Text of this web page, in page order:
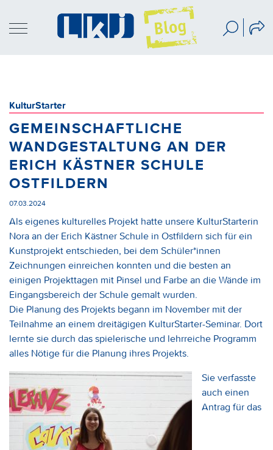
KulturStarter
GEMEINSCHAFTLICHE
WANDGESTALTUNG AN DER
ERICH KÄSTNER SCHULE
OSTFILDERN
07.03.2024
Als eigenes kulturelles Projekt hatte unsere KulturStarterin
Nora an der Erich Kästner Schule in Ostfildern sich für ein
Kunstprojekt entschieden, bei dem Schüler*innen
Zeichnungen einreichen konnten und die besten an
einigen Projekttagen mit Pinsel und Farbe an die Wände im
Eingangsbereich der Schule gemalt wurden.
Die Planung des Projekts begann im November mit der
Teilnahme an einem dreitägigen KulturStarter-Seminar. Dort
lernte sie durch das spielerische und lehrreiche Programm
alles Nötige für die Planung ihres Projekts.
Sie verfasste
auch einen
Antrag für das